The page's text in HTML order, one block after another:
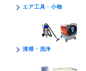
エア工具・小物
清掃・洗浄